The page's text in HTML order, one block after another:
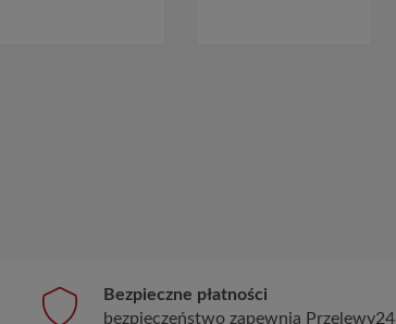
Bezpieczne płatności
bezpieczeństwo zapewnia Przelewy24